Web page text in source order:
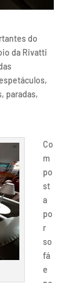
do
da Rivatti
paradas,
Co
m
po
st
a
po
r
so
fá
e